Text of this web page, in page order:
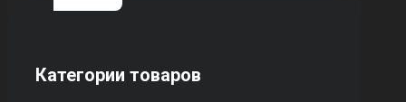
Категории товаров